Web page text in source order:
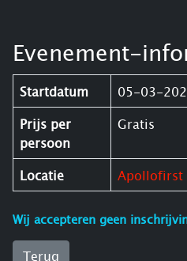
Evenement-
Startdatum 05-03-
Prijs per
persoon
Gratis
Locatie Apollofirst
Wij accepteren geen
Terug